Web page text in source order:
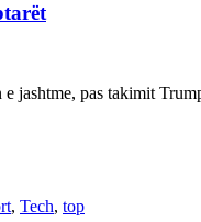
jashtme, pas takimit
, Tech, top